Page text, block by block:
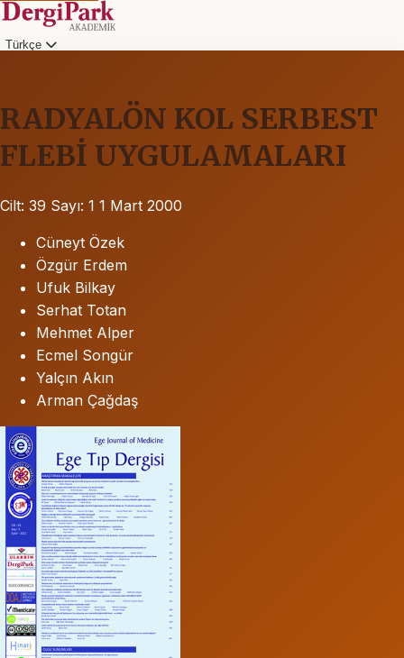
Türkçe
RADYALÖN KOL SERBEST
FLEBİ UYGULAMALARI
Cilt: 39 Sayı: 1 1 Mart 2000
Cüneyt Özek
Özgür Erdem
Ufuk Bilkay
Serhat Totan
Mehmet Alper
Ecmel Songür
Yalçın Akın
Arman Çağdaş